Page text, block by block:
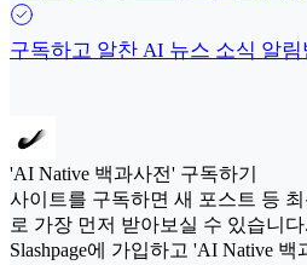
구독하고 알찬 AI 뉴스 소식 알림
'AI Native 백과사전' 구독하기
사이트를 구독하면 새 포스트 등
로 가장 먼저 받아보실 수 있습니다.
Slashpage에 가입하고 'AI Native